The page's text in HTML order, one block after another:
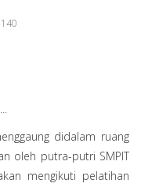
didalam ruang
oleh putra-putri SMPIT
mengikuti pelatihan